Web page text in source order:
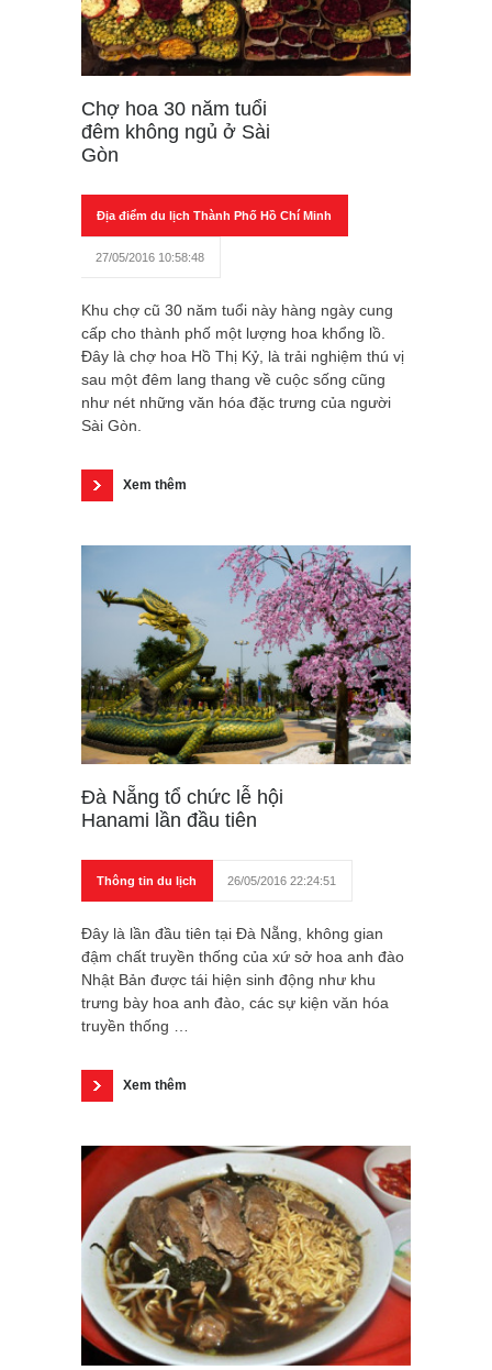
Chợ hoa 30 năm tuổi
đêm không ngủ ở Sài
Gòn
Địa điểm du lịch Thành Phố Hồ Chí Minh
27/05/2016 10:58:48
Khu chợ cũ 30 năm tuổi này hàng ngày cung
cấp cho thành phố một lượng hoa khổng lồ.
Đây là chợ hoa Hồ Thị Kỷ, là trải nghiệm thú vị
sau một đêm lang thang về cuộc sống cũng
như nét những văn hóa đặc trưng của người
Sài Gòn.
Xem thêm
Đà Nẵng tổ chức lễ hội
Hanami lần đầu tiên
Thông tin du lịch 26/05/2016 22:24:51
Đây là lần đầu tiên tại Đà Nẵng, không gian
đậm chất truyền thống của xứ sở hoa anh đào
Nhật Bản được tái hiện sinh động như khu
trưng bày hoa anh đào, các sự kiện văn hóa
truyền thống …
Xem thêm